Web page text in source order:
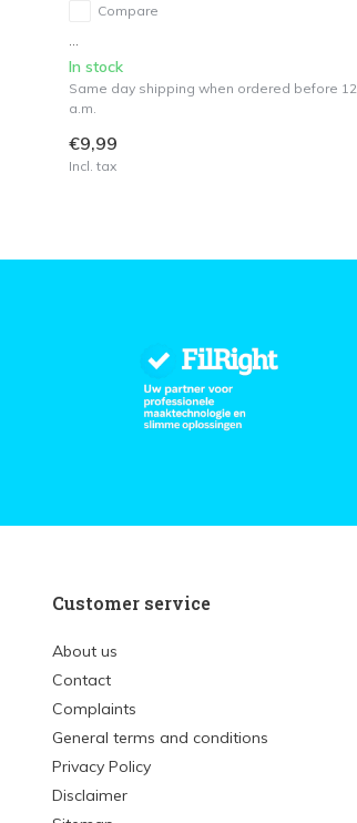
Compare
In stock
Same day shipping when ordered before 12
a.m.
€9,99
Incl. tax
Customer service
About us
Contact
Complaints
General terms and conditions
Privacy Policy
Disclaimer